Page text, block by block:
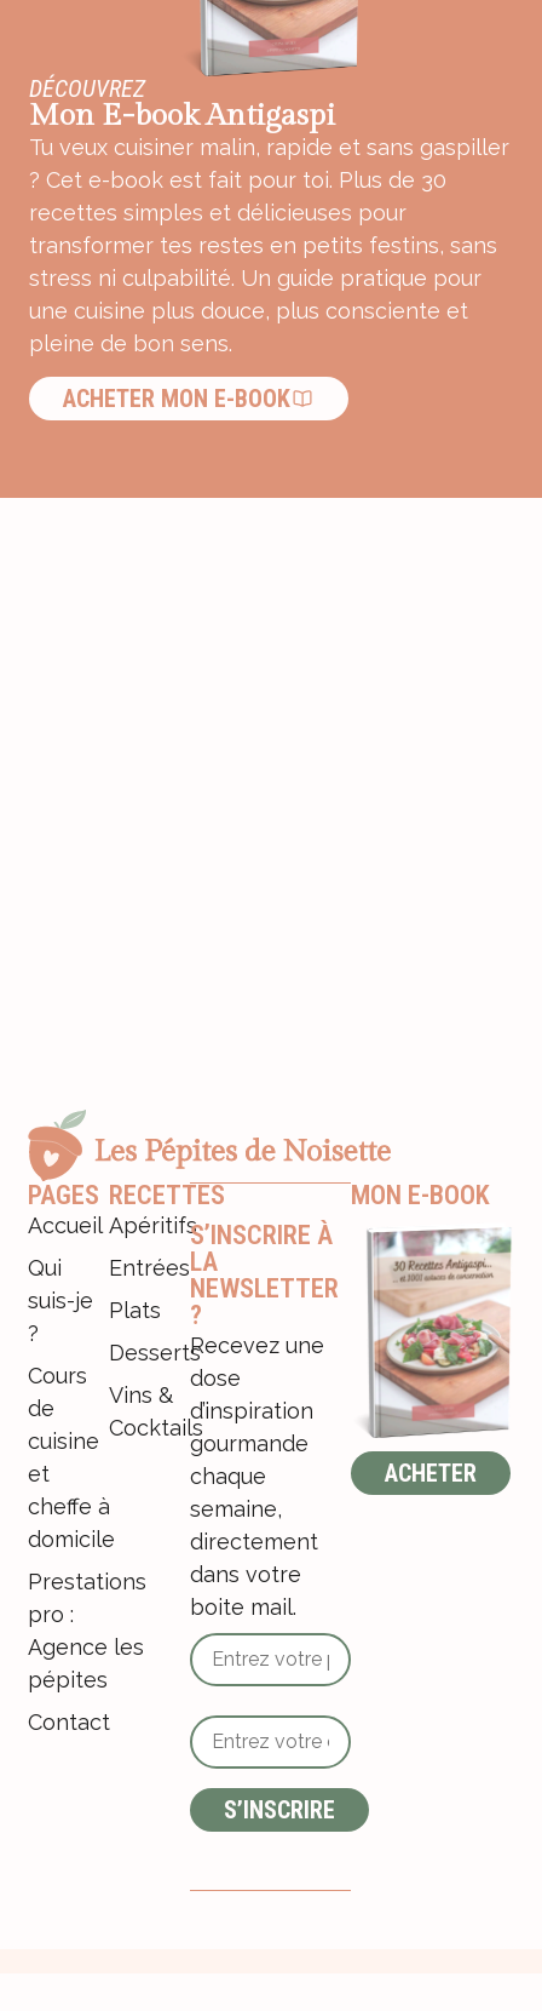
DÉCOUVREZ
Mon E-book Antigaspi
Tu veux cuisiner malin, rapide et sans gaspiller
? Cet e-book est fait pour toi. Plus de 30
recettes simples et délicieuses pour
transformer tes restes en petits festins, sans
stress ni culpabilité. Un guide pratique pour
une cuisine plus douce, plus consciente et
pleine de bon sens.
ACHETER MON E-BOOK
PAGES
Accueil
Qui
suis-je
?
Cours
de
cuisine
et
cheffe à
domicile
Prestations
pro :
Agence les
pépites
Contact
RECETTES
Apéritifs
Entrées
Plats
Desserts
Vins &
Cocktails
S’INSCRIRE À
LA
NEWSLETTER
?
Recevez une
dose
d’inspiration
gourmande
chaque
semaine,
directement
dans votre
boite mail.
MON E-BOOK
ACHETER